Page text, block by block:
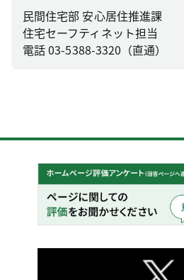
民間住宅部 安心居住推進課
住宅セーフティネット担当
電話 03-5388-3320（直通）